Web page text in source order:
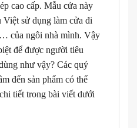
cao cấp. Mẫu cửa này
Việt sử dụng làm cửa đi
của ngôi nhà mình. Vậy
để được người tiêu
như vậy? Các quý
đến sản phẩm có thể
tiết trong bài viết dưới